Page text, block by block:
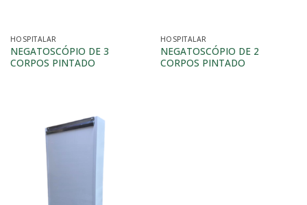
HOSPITALAR
NEGATOSCÓPIO DE 3
CORPOS PINTADO
HOSPITALAR
NEGATOSCÓPIO DE 2
CORPOS PINTADO